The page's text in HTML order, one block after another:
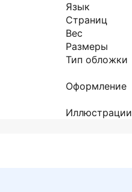
Язык
Страниц
Вес
Размеры
Тип обложки
Оформление
Иллюстрации